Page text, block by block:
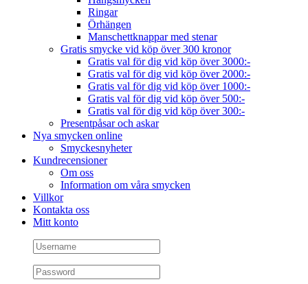
Ringar
Örhängen
Manschettknappar med stenar
Gratis smycke vid köp över 300 kronor
Gratis val för dig vid köp över 3000:-
Gratis val för dig vid köp över 2000:-
Gratis val för dig vid köp över 1000:-
Gratis val för dig vid köp över 500:-
Gratis val för dig vid köp över 300:-
Presentpåsar och askar
Nya smycken online
Smyckesnyheter
Kundrecensioner
Om oss
Information om våra smycken
Villkor
Kontakta oss
Mitt konto